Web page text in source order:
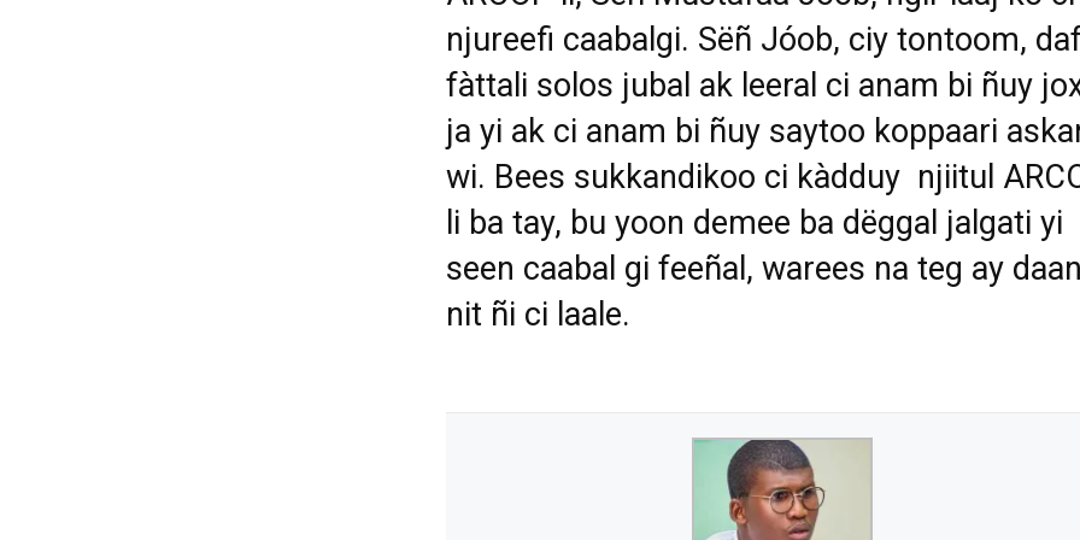
njureefi caabalgi. Sëñ Jóob, ciy tontoom,
fàttali solos jubal ak leeral ci anam bi ñuy
ja yi ak ci anam bi ñuy saytoo koppaari
wi. Bees sukkandikoo ci kàdduy njiitul
li ba tay, bu yoon demee ba dëggal jalgati yi
seen caabal gi feeñal, warees na teg ay daan
nit ñi ci laale.